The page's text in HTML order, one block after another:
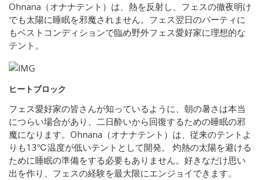
Ohnana（オナナテント）は、熱を反射し、フェスの徹夜明け
でも太陽に睡眠を邪魔されません。フェス翌日のパーティに
もベストコンディションで臨め野外フェス愛好家に理想的な
テント。
ヒートブロック
フェス愛好家の皆さんが知っているように、朝の暑さは本当
につらい場合があり、二日酔いから回復するための睡眠の邪
魔になります。Ohnana（オナナテント）は、従来のテントよ
りも13℃温度が低いテントとして開発。 灼熱の太陽を避ける
ために睡眠の準備をする必要もありません。好きなだけ思い
出を作り、フェスの経験を最大限にエンジョイできます。